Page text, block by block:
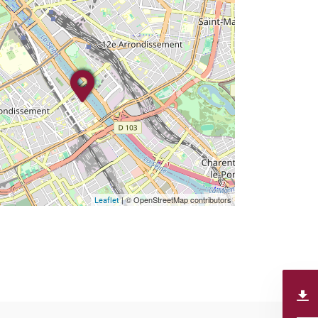
Leaflet| © OpenStreetMap contributors